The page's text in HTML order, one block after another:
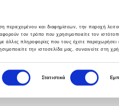
περιεχομένου και διαφημίσεων, την παροχή
τον τρόπο που χρησιμοποιείτε τον
άλλες πληροφορίες που τους έχετε
την ιστοσελίδα μας, συναινείτε στη
Στατιστικά
HELPDESK